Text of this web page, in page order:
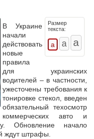
Размер
текста:
В Украине
начали
действовать
новые
правила
для украинских
водителей – в частности,
ужесточены требования к
тонировке стекол, введен
обязательный техосмотр
коммерческих авто и
. Обновление начало
ждут штрафы.